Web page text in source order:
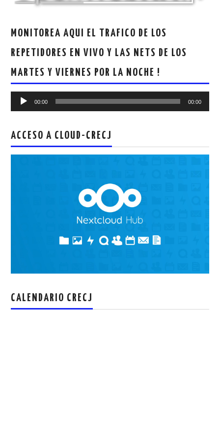
MONITOREA AQUI EL TRAFICO DE LOS
REPETIDORES EN VIVO Y LAS NETS DE LOS
MARTES Y VIERNES POR LA NOCHE !
Reproductor
00:00 00:00
ACCESO A CLOUD-CRECJ
CALENDARIO CRECJ